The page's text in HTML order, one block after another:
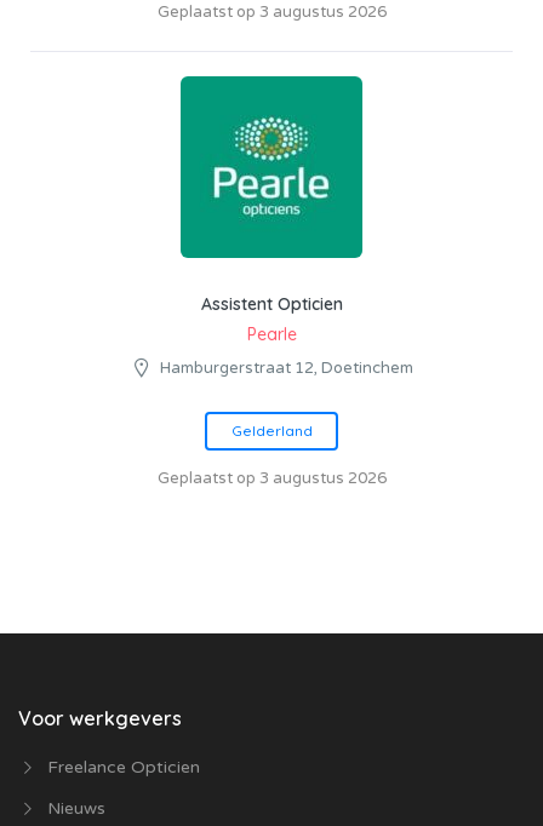
Geplaatst op 3 augustus 2026
Assistent Opticien
Pearle
Hamburgerstraat 12, Doetinchem
Gelderland
Geplaatst op 3 augustus 2026
Voor werkgevers
Freelance Opticien
Nieuws